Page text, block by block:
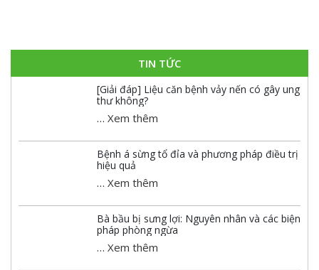
TIN TỨC
[Giải đáp] Liệu căn bệnh vảy nến có gây ung
thư không?
… Xem thêm
Bệnh á sừng tổ đỉa và phương pháp điều trị
hiệu quả
… Xem thêm
Bà bầu bị sưng lợi: Nguyên nhân và các biện
pháp phòng ngừa
… Xem thêm